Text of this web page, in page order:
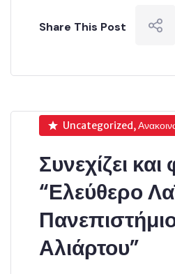
Share This Post
Uncategorized,
Συνεχίζει και
“Ελεύθερο
Αλιάρτου”